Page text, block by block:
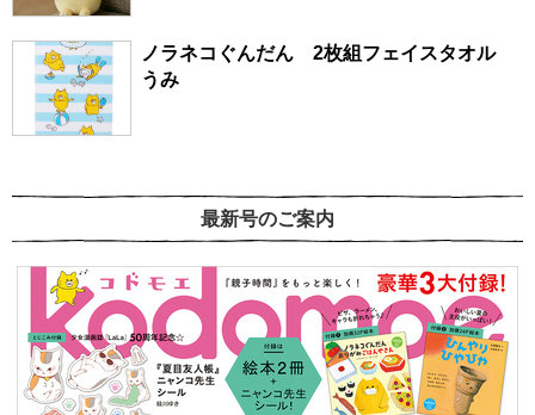
ノラネコぐんだん 2枚組フェイスタオル
うみ
最新号のご案内